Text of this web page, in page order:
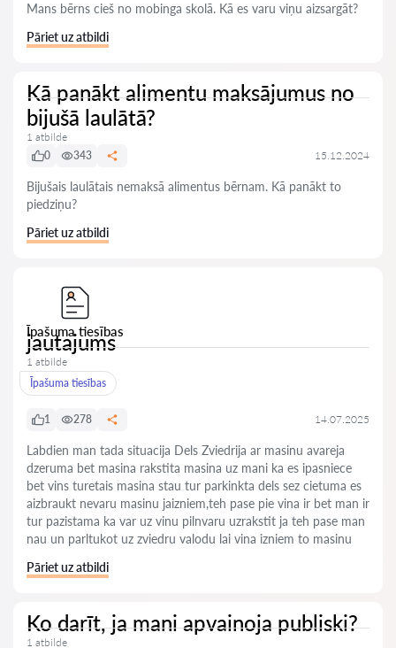
Mans bērns cieš no mobinga skolā. Kā es varu viņu aizsargāt?
Pāriet uz atbildi
Kā panākt alimentu maksājumus no
bijušā laulātā?
1 atbilde
0
343 15.12.2024
Bijušais laulātais nemaksā alimentus bērnam. Kā panākt to
piedziņu?
Pāriet uz atbildi
Īpašuma tiesības
jautajums
1 atbilde
Īpašuma tiesības
1 278 14.07.2025
Labdien man tada situacija Dels Zviedrija ar masinu avareja
dzeruma bet masina rakstita masina uz mani ka es ipasniece
bet vins turetais masina stau tur parkinkta dels sez cietuma es
aizbraukt nevaru masinu jaizniem,teh pase pie vina ir bet man ir
tur pazistama ka var uz vinu pilnvaru uzrakstit ja teh pase man
nau un parltukot uz zviedru valodu lai vina izniem to masinu
Pāriet uz atbildi
Ko darīt, ja mani apvainoja publiski?
1 atbilde